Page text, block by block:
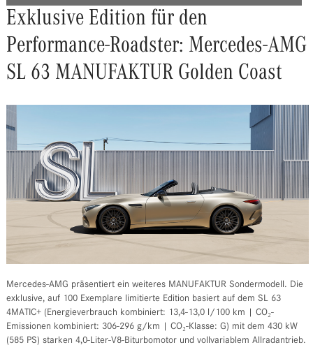
Exklusive Edition für den
Performance-Roadster: Mercedes-AMG
SL 63 MANUFAKTUR Golden Coast
Mercedes-AMG präsentiert ein weiteres MANUFAKTUR Sondermodell. Die
exklusive, auf 100 Exemplare limitierte Edition basiert auf dem SL 63
4MATIC+ (Energieverbrauch kombiniert: 13,4-13,0 l/100 km | CO₂-
Emissionen kombiniert: 306-296 g/km | CO₂-Klasse: G) mit dem 430 kW
(585 PS) starken 4,0-Liter-V8-Biturbomotor und vollvariablem Allradantrieb.